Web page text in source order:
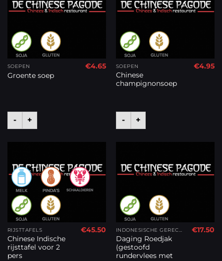
SOEPEN
Groente soep
€4.65
- +
SOEPEN
Chinese
champignonsoep
€4.95
- +
RIJSTTAFELS
Chinese Indische
rijsttafel voor 2
pers
€45.50 INDONESISCHE GERECHTEN
Daging Roedjak
(gestoofd
rundervlees met
€17.50